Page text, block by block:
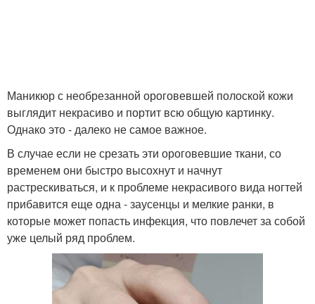
Маникюр с необрезанной ороговевшей полоской кожи
выглядит некрасиво и портит всю общую картинку.
Однако это - далеко не самое важное.
В случае если не срезать эти ороговевшие ткани, со
временем они быстро высохнут и начнут
растрескиваться, и к проблеме некрасивого вида ногтей
прибавится еще одна - заусенцы и мелкие ранки, в
которые может попасть инфекция, что повлечет за собой
уже целый ряд проблем.